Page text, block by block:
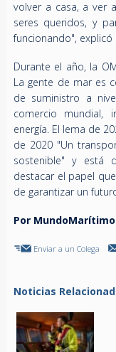
volver a casa, a ver
seres queridos, y
funcionando", explicó
Durante el año, la
La gente de mar es
de suministro a
comercio mundial,
energía. El lema de
de 2020 "Un
sostenible" y está
destacar el papel
de garantizar un
Por MundoMarítimo
Enviar a un Colega
Noticias